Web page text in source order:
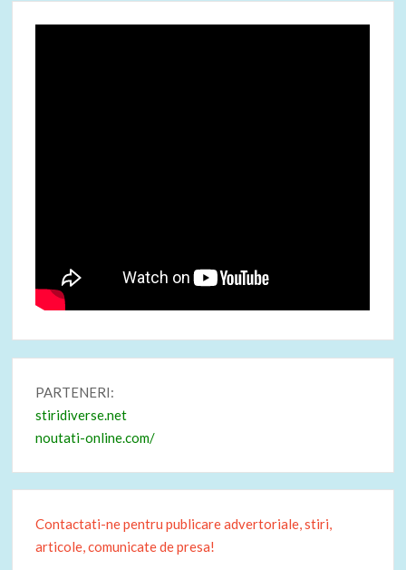
PARTENERI:
stiridiverse.net
noutati-online.com/
Contactati-ne pentru publicare advertoriale, stiri,
articole, comunicate de presa!